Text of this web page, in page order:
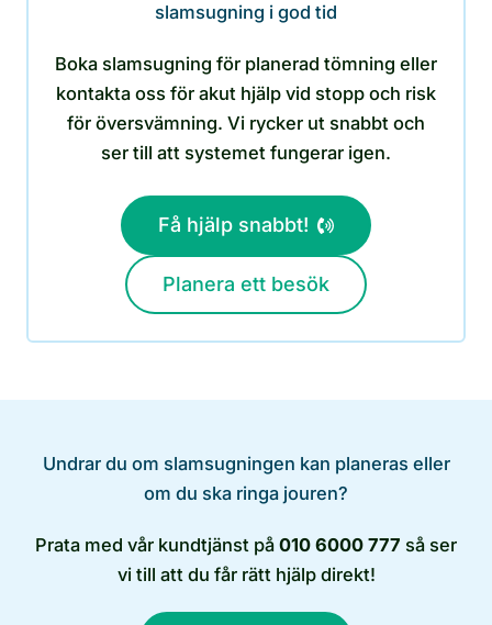
slamsugning i god tid
Boka slamsugning för planerad tömning eller
kontakta oss för akut hjälp vid stopp och risk
för översvämning. Vi rycker ut snabbt och
ser till att systemet fungerar igen.
Få hjälp snabbt!
Planera ett besök
Undrar du om slamsugningen kan planeras eller
om du ska ringa jouren?
Prata med vår kundtjänst på 010 6000 777 så ser
vi till att du får rätt hjälp direkt!